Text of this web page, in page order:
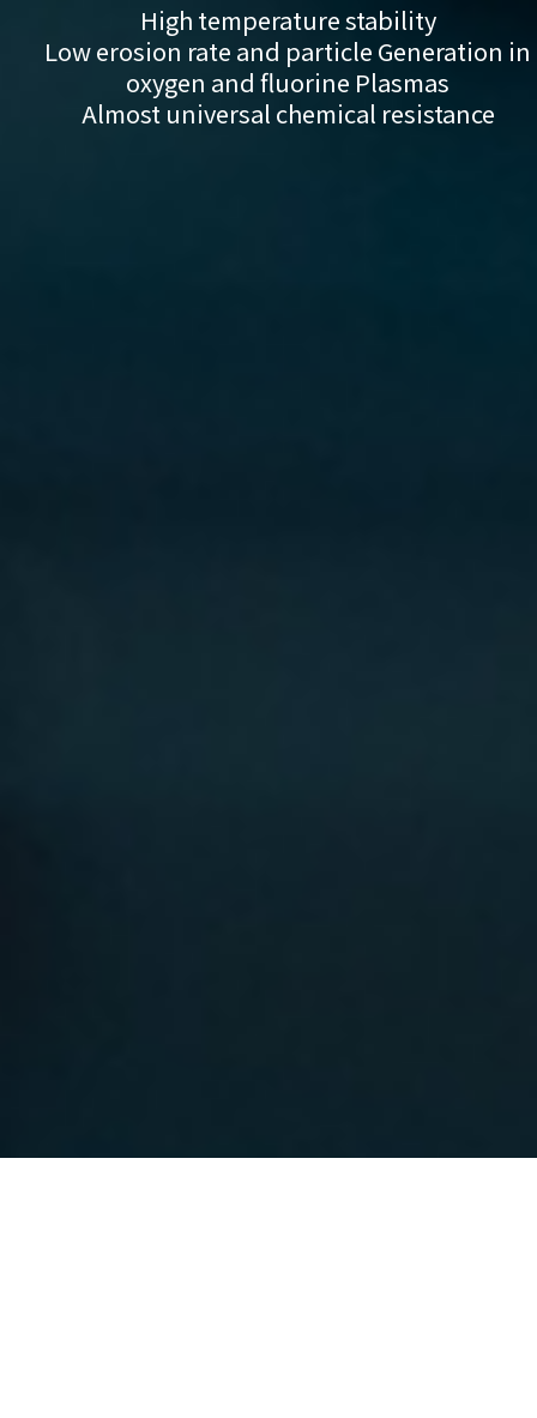
High temperature stability
Low erosion rate and particle Generation in
oxygen and fluorine Plasmas
Almost universal chemical resistance